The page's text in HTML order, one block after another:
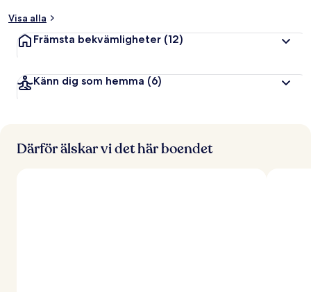
Visa alla
Främsta bekvämligheter (12)
Känn dig som hemma (6)
Därför älskar vi det här boendet